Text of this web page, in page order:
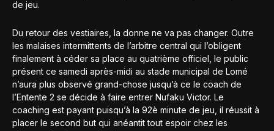
de jeu.
Du retour des vestiaires, la donne ne va pas changer. Outre
les malaises intermittents de l’arbitre central qui l’obligent
finalement à céder sa place au quatrième officiel, le public
présent ce samedi après-midi au stade municipal de Lomé
n’aura plus observé grand-chose jusqu’à ce le coach de
l’Entente 2 se décide à faire entrer Nufaku Victor. Le
coaching est payant puisqu’à la 92è minute de jeu, il réussit à
placer le second but qui anéantit tout espoir chez les